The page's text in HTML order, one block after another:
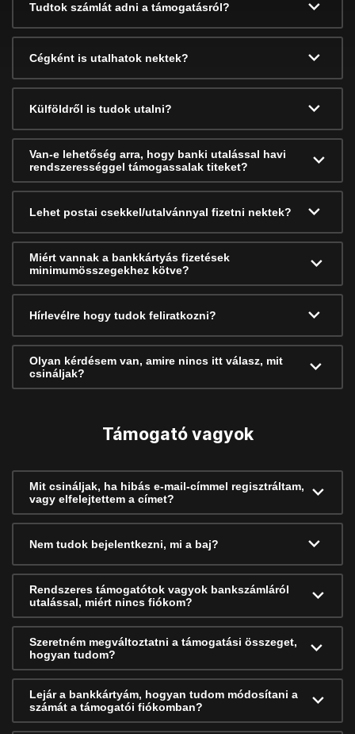
Tudtok számlát adni a támogatásról?
Cégként is utalhatok nektek?
Külföldről is tudok utalni?
Van-e lehetőség arra, hogy banki utalással havi
rendszerességgel támogassalak titeket?
Lehet postai csekkel/utalvánnyal fizetni nektek?
Miért vannak a bankkártyás fizetések
minimumösszegekhez kötve?
Hírlevélre hogy tudok feliratkozni?
Olyan kérdésem van, amire nincs itt válasz, mit
csináljak?
Támogató vagyok
Mit csináljak, ha hibás e-mail-címmel regisztráltam,
vagy elfelejtettem a címet?
Nem tudok bejelentkezni, mi a baj?
Rendszeres támogatótok vagyok bankszámláról
utalással, miért nincs fiókom?
Szeretném megváltoztatni a támogatási összeget,
hogyan tudom?
Lejár a bankkártyám, hogyan tudom módosítani a
számát a támogatói fiókomban?